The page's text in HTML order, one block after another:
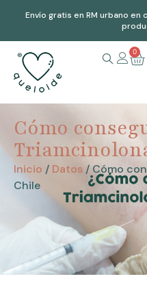
Envío gratis en RM urbano
0
Cómo
Inicio / Datos/ Cómo
Chile